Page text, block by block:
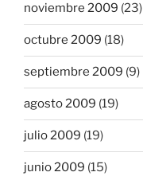
noviembre 2009 (23)
octubre 2009 (18)
septiembre 2009 (9)
agosto 2009 (19)
julio 2009 (19)
junio 2009 (15)